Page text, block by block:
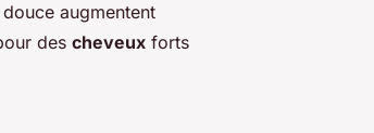
augmentent
des cheveux forts